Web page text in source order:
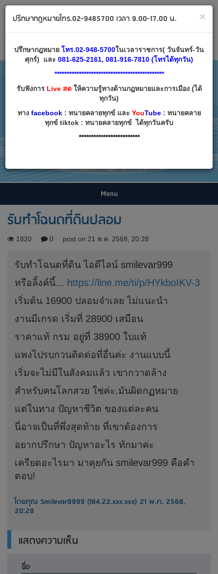
Email:decha007@decha.com
เข้าสู่ระบบ สมัครสมาชิก
Menu
รับทำโฉนดที่ดินปลอม
1820 0 post on 21 พ.ค. 2568, 20:28
รับทำโฉนดที่ดิน ไอดีไลน์ smilevar999
หรือลิ้งค์นี้... https://line.me/ti/p/HYkboIKV-3
เริ่มต้น 16900 ปลอมจ๋าเลย ไม่แนะนำ
งานมีเกรด เริ่มที่ 28900 เสมือน
ราคาแท้ กรม อยู่ที่ 38900 ใบแท้
แพงไปรบกวนติดต่อที่อื่นค่ะ งานแบบนี้
เริ่มจะไม่มีในสังคมแล้ว เขากวาดล้าง
สำหรับคนโลกสวย ใช่ค่ะ.มันผิดกฏหมาย
แต่ในทาง ปัญหาชีวิต ของแต่ละคน
นี่อาจเป็นที่พึ่งสุดท้าย ที่เขาต้องการ
อยากปรึกษา ปัญหาอะไร ทักมาค่ะ
เครียดอะไรมา มาคุยกัน smilevar999 คือคำ
ตอบ!
โดยคุณ Smilevar9999 (184.22.xxx.xxx) 21 พ.ค. 2568,
20:28
แสดงความเห็น
ชื่อ
×
ปรึกษากฎหมายโทร.02-9485700 เวลา 9.00-17.00 น.
ปรึกษากฎหมาย โทร.02-948-5700ในเวลาราชการ( วันจันทร์-วัน
ศุกร์) และ 081-625-2161, 081-916-7810 (โทรได้ทุกวัน)
*********************************************
รับฟังการLive สดให้ความรู้ทางด้านกฎหมายและการเมือง (ได้
ทุกวัน)
ทาง facebook: ทนายคลายทุกข์ และ YouTube: ทนายคลาย
ทุกข์ tiktok : ทนายคลายทุกข์ ได้ทุกวันครับ
*************************